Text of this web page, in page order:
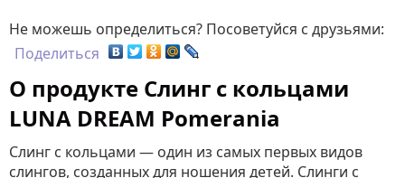
Не можешь определиться? Посоветуйся с друзьями:
Поделиться
О продукте Cлинг с кольцами
LUNA DREAM Pomerania
Слинг с кольцами — один из самых первых видов
слингов, созданных для ношения детей. Слинги с